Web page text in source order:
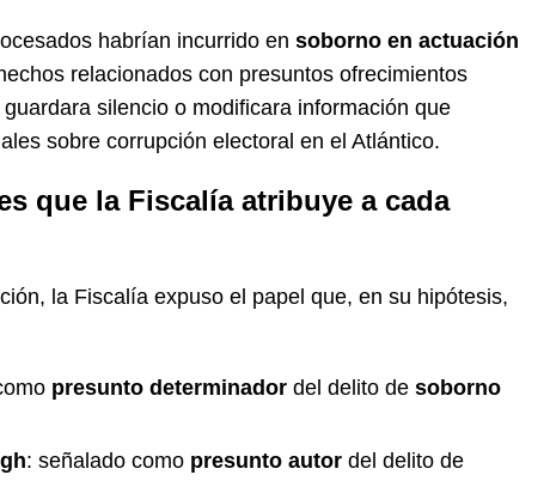
habrían incurrido en soborno en actuación
relacionados con presuntos ofrecimientos
silencio o modificara información que
sobre corrupción electoral en el Atlántico.
que la Fiscalía atribuye a cada
la Fiscalía expuso el papel que, en su hipótesis,
presunto determinador del delito de soborno
: señalado como presunto autor del delito de